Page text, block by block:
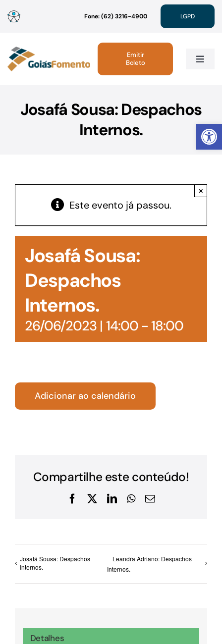
Abrir
para
conteúdo
Fone: (62) 3216-4900 LGPD
Toggle
Linhas de Crédito
Acesso à Informação
Emitir
Boleto
Josafá Sousa: Despachos
Internos.
Este evento já passou.
×
Josafá Sousa:
Despachos
Internos.
26/06/2023 | 14:00- 18:00
Adicionar ao calendário
Compartilhe este conteúdo!
Facebook
X LinkedInWhatsApp
E-
Josafá Sousa: Despachos
Internos.
Leandra Adriano: Despachos
Internos.
Detalhes